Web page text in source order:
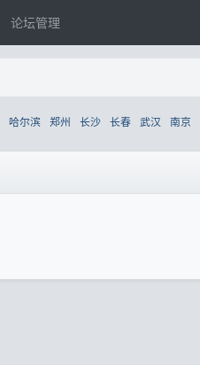
论坛管理
哈尔滨 郑州 长沙 长春 武汉 南京